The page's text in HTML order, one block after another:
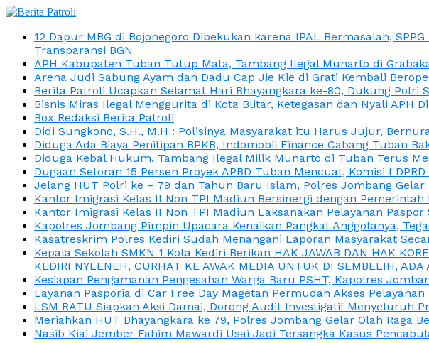
12 Dapur MBG di Bojonegoro Dibekukan karena IPAL Bermasalah,
Transparansi BGN
APH Kabupaten Tuban Tutup Mata, Tambang Ilegal Munarto di
Arena Judi Sabung Ayam dan Dadu Cap Jie Kie di Grati Kembali
Berita Patroli Ucapkan Selamat Hari Bhayangkara ke-80, Dukung Polri
Bisnis Miras Ilegal Menggurita di Kota Blitar, Ketegasan dan Nyali APH
Box Redaksi Berita Patroli
Didi Sungkono, S.H., M.H : Polisinya Masyarakat itu Harus Jujur,
Diduga Ada Biaya Penitipan BPKB, Indomobil Finance Cabang Tuban
Diduga Kebal Hukum, Tambang Ilegal Milik Munarto di Tuban Terus
Dugaan Setoran 15 Persen Proyek APBD Tuban Mencuat, Komisi I
Jelang HUT Polri ke – 79 dan Tahun Baru Islam, Polres Jombang Gelar
Kantor Imigrasi Kelas II Non TPI Madiun Bersinergi dengan
Kantor Imigrasi Kelas II Non TPI Madiun Laksanakan Pelayanan
Kapolres Jombang Pimpin Upacara Kenaikan Pangkat Anggotanya,
Kasatreskrim Polres Kediri Sudah Menangani Laporan Masyarakat
Kepala Sekolah SMKN 1 Kota Kediri Berikan HAK JAWAB DAN HAK
KEDIRI NYLENEH, CURHAT KE AWAK MEDIA UNTUK DI SEMBELIH, ADA
Kesiapan Pengamanan Pengesahan Warga Baru PSHT, Kapolres
Layanan Pasporia di Car Free Day Magetan Permudah Akses
LSM RATU Siapkan Aksi Damai, Dorong Audit Investigatif Menyeluruh
Meriahkan HUT Bhayangkara ke 79, Polres Jombang Gelar Olah Raga
Nasib Kiai Jember Fahim Mawardi Usai Jadi Tersangka Kasus